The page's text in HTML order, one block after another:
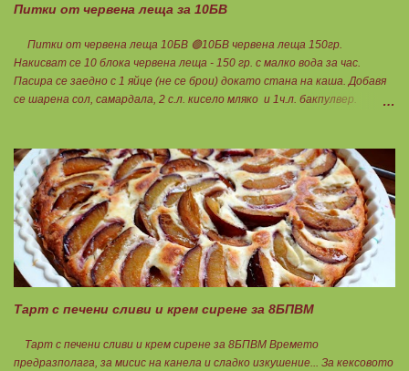
Питки от червена леща за 10БВ
Питки от червена леща 10БВ 🟢10БВ червена леща 150гр.
Накисват се 10 блока червена леща - 150 гр. с малко вода за час.
Пасира се заедно с 1 яйце (не се брои) докато стана на каша. Добавя
се шарена сол, самардала, 2 с.л. кисело мляко и 1ч.л. бакпулвер.
влажни ръце се оформят 10 еднакви топчета. Пече се в добре
загрята фурна на 200 градуса за 35-40 мин. Всяка питка е 1 блок
въглехидрат. Нека да ни е вкусно заедно! Споделено от Петя Чанева
Тарт с печени сливи и крем сирене за 8БПВМ
Тарт с печени сливи и крем сирене за 8БПВМ Времето
предразполага, за мисис на канела и сладко изкушение... За кексовото